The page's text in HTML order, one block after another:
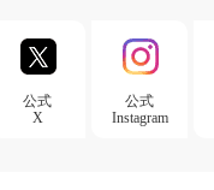
公式
X
公式
Instagram